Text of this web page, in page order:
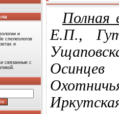
и
спелеологов
и
связанные с
Полная
Е.П.,